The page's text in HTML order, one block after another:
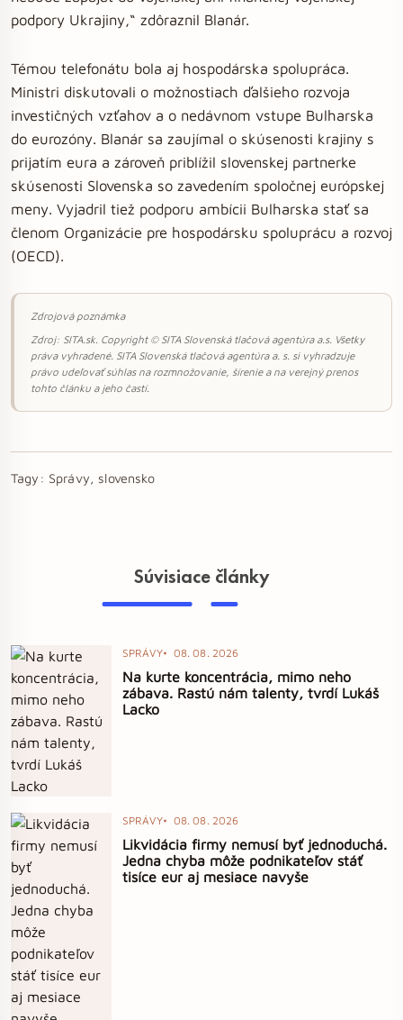
podpory Ukrajiny,“ zdôraznil Blanár.
Témou telefonátu bola aj hospodárska spolupráca.
Ministri diskutovali o možnostiach ďalšieho rozvoja
investičných vzťahov a o nedávnom vstupe Bulharska
do eurozóny. Blanár sa zaujímal o skúsenosti krajiny s
prijatím eura a zároveň priblížil slovenskej partnerke
skúsenosti Slovenska so zavedením spoločnej európskej
meny. Vyjadril tiež podporu ambícii Bulharska stať sa
členom Organizácie pre hospodársku spoluprácu a rozvoj
(OECD).
Zdrojová poznámka
Zdroj: SITA.sk. Copyright © SITA Slovenská tlačová agentúra a.s. Všetky
práva vyhradené. SITA Slovenská tlačová agentúra a. s. si vyhradzuje
právo udeľovať súhlas na rozmnožovanie, šírenie a na verejný prenos
tohto článku a jeho častí.
Tagy: Správy, slovensko
Súvisiace články
SPRÁVY 08. 08. 2026
Na kurte koncentrácia, mimo neho
zábava. Rastú nám talenty, tvrdí Lukáš
Lacko
SPRÁVY 08. 08. 2026
Likvidácia firmy nemusí byť jednoduchá.
Jedna chyba môže podnikateľov stáť
tisíce eur aj mesiace navyše